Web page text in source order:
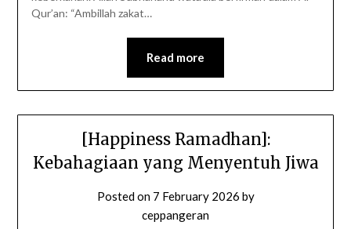
Qur’an: “Ambillah zakat…
Read more
[Happiness Ramadhan]:
Kebahagiaan yang Menyentuh Jiwa
Posted on 7 February 2026 by
ceppangeran